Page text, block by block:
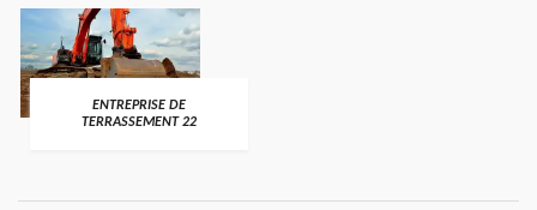
ENTREPRISE DE
TERRASSEMENT 22